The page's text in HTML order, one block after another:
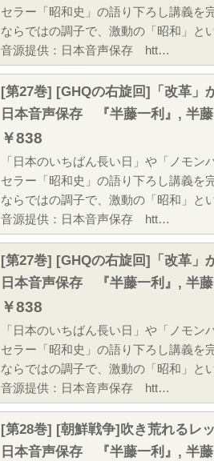
セラー「昭和史」の語り下ろし講義を
ならではの調子で、激動の「昭和」
音源提供：日本音声保存 htt…
[第27巻] [GHQの右旋回]「改革」
日本音声保存 『半藤一利』, 半
￥838
「日本のいちばん長い日」や「ノモ
セラー「昭和史」の語り下ろし講義を
ならではの調子で、激動の「昭和」
音源提供：日本音声保存 htt…
[第27巻] [GHQの右旋回]「改革」
日本音声保存 『半藤一利』, 半
￥838
「日本のいちばん長い日」や「ノモ
セラー「昭和史」の語り下ろし講義を
ならではの調子で、激動の「昭和」
音源提供：日本音声保存 htt…
[第28巻] [朝鮮戦争]吹き荒れるレ
日本音声保存 『半藤一利』, 半